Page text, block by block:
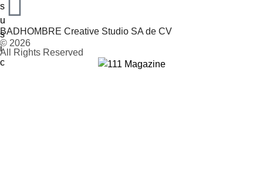
BADHOMBRE Creative Studio SA de CV
© 2026
All Rights Reserved